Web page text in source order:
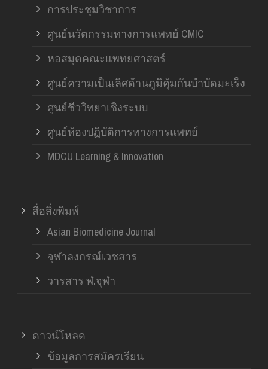
การประชุมวิชาการ
ศูนย์นวัตกรรมทางการแพทย์ CMIC
หอสมุดคณะแพทยศาสตร์
ศูนย์ความเป็นเลิศด้านภูมิคุ้มกันบำบัดมะเร็ง
ศูนย์ชีววิทยาเชิงระบบ
ศูนย์ห้องปฏิบัติการทางการแพทย์
MDCU Learning & Innovation
สื่อสิ่งพิมพ์
Asian Biomedicine Journal
จุฬาลงกรณ์เวชสาร
วารสาร ฬ.จุฬา
ดาวน์โหลด
ข้อมูลการสมัครเรียน